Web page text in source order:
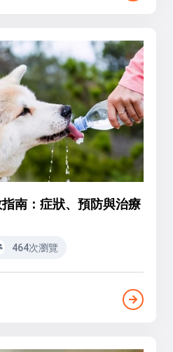
南：症狀、預防與治療
464次瀏覽